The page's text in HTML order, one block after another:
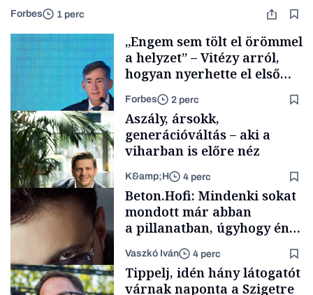
Forbes 1 perc
Elszámoltatás
„Engem sem tölt el örömmel
a helyzet” – Vitézy arról,
hogyan nyerhette el első
tenderét Mészárosék cége a
Tisza-kormány alatt
Forbes 2 perc
TÁMOGATÓI
TARTALOM
Aszály, ársokk,
generációváltás – aki a
viharban is előre néz
K&amp;H 4 perc
Beton.Hofi: Mindenki sokat
mondott már abban
a pillanatban, úgyhogy én
a legsarkosabb
gondolataimat akartam
kimondani
Vaszkó Iván 4 perc
Tippelj, idén hány látogatót
várnak naponta a Szigetre